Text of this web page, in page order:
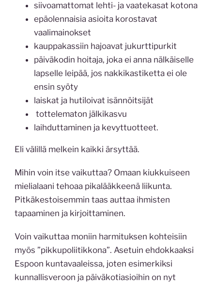
siivoamattomat lehti- ja vaatekasat kotona
epäolennaisia asioita korostavat
vaalimainokset
kauppakassiin hajoavat jukurttipurkit
päiväkodin hoitaja, joka ei anna nälkäiselle
lapselle leipää, jos nakkikastiketta ei ole
ensin syöty
laiskat ja hutiloivat isännöitsijät
tottelematon jälkikasvu
laihduttaminen ja kevyttuotteet.
Eli välillä melkein kaikki ärsyttää.
Mihin voin itse vaikuttaa? Omaan kiukkuiseen
mielialaani tehoaa pikalääkkeenä liikunta.
Pitkäkestoisemmin taas auttaa ihmisten
tapaaminen ja kirjoittaminen.
Voin vaikuttaa moniin harmituksen kohteisiin
myös ”pikkupoliitikkona”. Asetuin ehdokkaaksi
Espoon kuntavaaleissa, joten esimerkiksi
kunnallisveroon ja päiväkotiasioihin on nyt